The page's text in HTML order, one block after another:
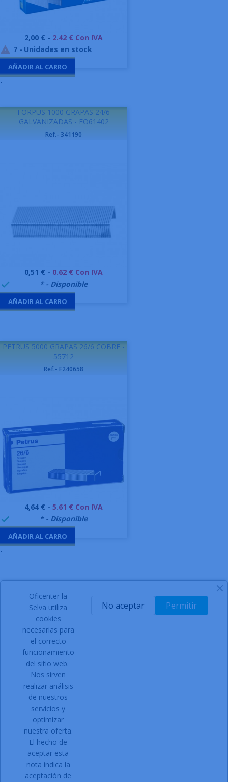
Precio
2,00 € - 2.42 € Con IVA
 7 - Unidades en stock
AÑADIR AL CARRO
-
FORPUS 1000 GRAPAS 24/6
GALVANIZADAS - FO61402
Ref.- 341190
Precio
0,51 € - 0.62 € Con IVA
 * - Disponible
AÑADIR AL CARRO
-
PETRUS 5000 GRAPAS 26/6 COBRE -
55712
Ref.- F240658
Precio
4,64 € - 5.61 € Con IVA
 * - Disponible
AÑADIR AL CARRO
-
SIGN UP FOR NEWSLETTER
Acepto las condiciones generales y la política de
confidencialidad
PRODUCTOS
NUESTRA EMPRESA
Contacto:
Dirección:C/ Can Gallart, 11
17430 Santa Coloma de Farners
Oficenter la
Selva utiliza
cookies
necesarias para
el correcto
funcionamiento
del sitio web.
Nos sirven
realizar análisis
de nuestros
servicios y
optimizar
nuestra oferta.
El hecho de
aceptar esta
nota indica la
aceptación de
Permitir
No aceptar